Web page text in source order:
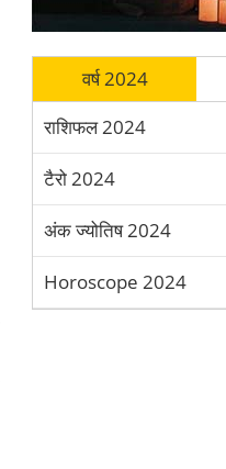
वर्ष 2024
राशिफल 2024
टैरो 2024
अंक ज्योतिष 2024
Horoscope 2024